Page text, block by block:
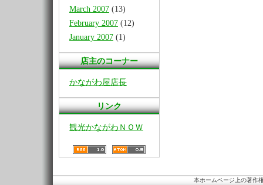
March 2007 (13)
February 2007 (12)
January 2007 (1)
店主のコーナー
かながわ屋店長
リンク
観光かながわＮＯＷ
本ホームページ上の著作